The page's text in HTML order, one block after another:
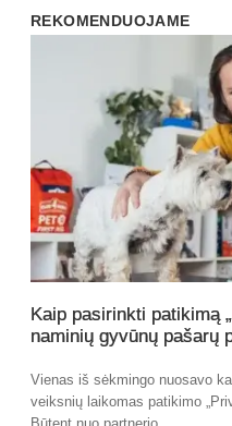
REKOMENDUOJAME
Kaip pasirinkti patikimą
naminių gyvūnų pašarų
Vienas iš sėkmingo nuosavo
veiksnių laikomas patikimo